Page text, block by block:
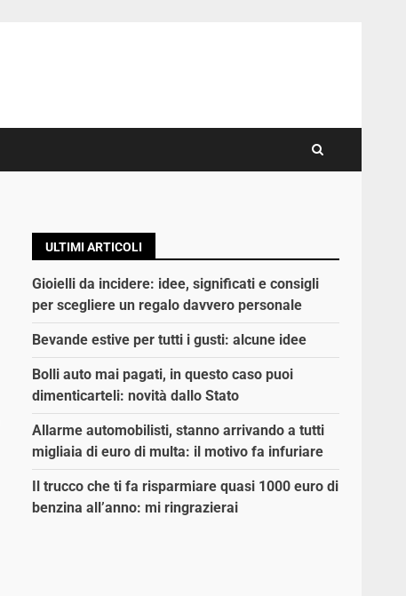
ULTIMI ARTICOLI
Gioielli da incidere: idee, significati e consigli
per scegliere un regalo davvero personale
Bevande estive per tutti i gusti: alcune idee
Bolli auto mai pagati, in questo caso puoi
dimenticarteli: novità dallo Stato
Allarme automobilisti, stanno arrivando a tutti
migliaia di euro di multa: il motivo fa infuriare
Il trucco che ti fa risparmiare quasi 1000 euro di
benzina all’anno: mi ringrazierai